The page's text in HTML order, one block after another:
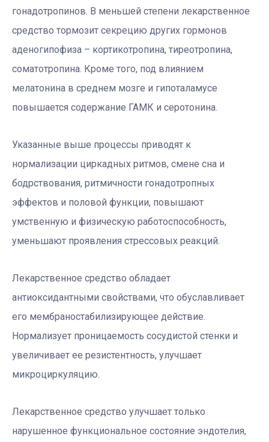
гонадотропинов. В меньшей степени лекарственное
средство тормозит секрецию других гормонов
аденогипофиза – кортикотропина, тиреотропина,
соматотропина. Кроме того, под влиянием
мелатонина в среднем мозге и гипоталамусе
повышается содержание ГАМК и серотонина.
Указанные выше процессы приводят к
нормализации циркадных ритмов, смене сна и
бодрствования, ритмичности гонадотропных
эффектов и половой функции, повышают
умственную и физическую работоспособность,
уменьшают проявления стрессовых реакций.
Лекарственное средство обладает
антиоксидантными свойствами, что обуславливает
его мембраностабилизирующее действие.
Нормализует проницаемость сосудистой стенки и
увеличивает ее резистентность, улучшает
микроциркуляцию.
Лекарственное средство улучшает только
нарушенное функциональное состояние эндотелия,